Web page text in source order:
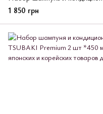
1 850 грн